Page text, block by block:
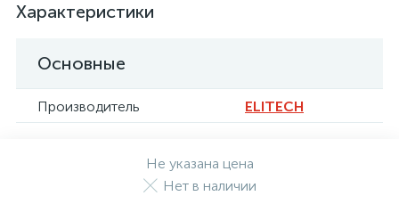
Характеристики
Основные
Производитель ELITECH
Не указана цена
Нет в наличии